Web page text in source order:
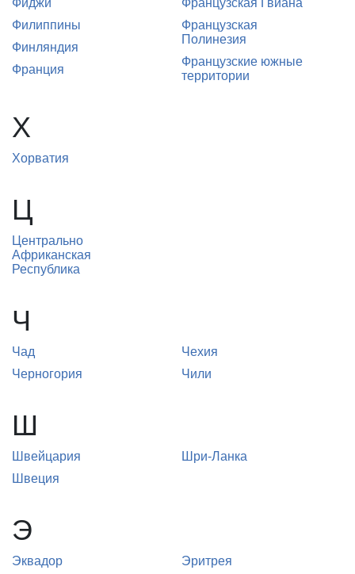
Филиппины
Финляндия
Франция
Французская
Полинезия
Французские южные
территории
Х
Хорватия
Ц
Центрально
Африканская
Республика
Ч
Чад
Черногория
Чехия
Чили
Ш
Швейцария
Швеция
Шри-Ланка
Э
Эквадор
Эритрея